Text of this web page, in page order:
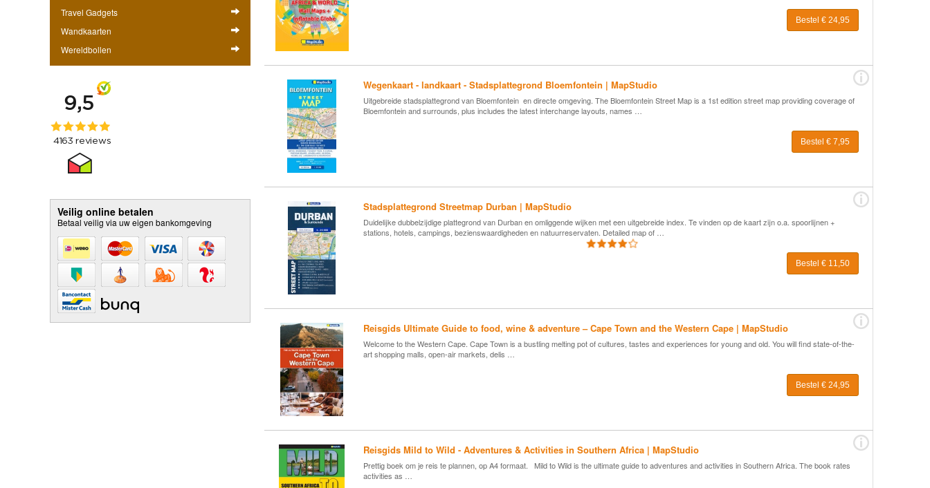
Travel Gadgets
Wandkaarten
Wereldbollen
Veilig online betalen
Betaal veilig via uw eigen bankomgeving
Bestel € 24,95
Wegenkaart - landkaart - Stadsplattegrond Bloemfontein | MapStudio
Uitgebreide stadsplattegrond van Bloemfontein en directe omgeving. The Bloemfontein Street Map is a 1st edition street map providing coverage of
Bloemfontein and surrounds, plus includes the latest interchange layouts, names …
Bestel € 7,95
Stadsplattegrond Streetmap Durban | MapStudio
Duidelijke dubbelzijdige plattegrond van Durban en omliggende wijken met een uitgebreide index. Te vinden op de kaart zijn o.a. spoorlijnen +
stations, hotels, campings, bezienswaardigheden en natuurreservaten. Detailed map of …
Bestel € 11,50
Reisgids Ultimate Guide to food, wine & adventure – Cape Town and the Western Cape | MapStudio
Welcome to the Western Cape. Cape Town is a bustling melting pot of cultures, tastes and experiences for young and old. You will find state-of-the-
art shopping malls, open-air markets, delis …
Bestel € 24,95
Reisgids Mild to Wild - Adventures & Activities in Southern Africa | MapStudio
Prettig boek om je reis te plannen, op A4 formaat. Mild to Wild is the ultimate guide to adventures and activities in Southern Africa. The book rates
activities as …